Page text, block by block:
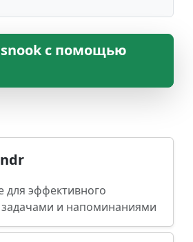
с помощью
эффективного
и напоминаниями